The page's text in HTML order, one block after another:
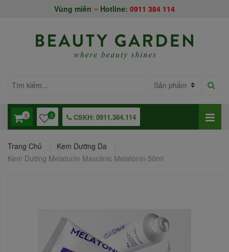
Vùng miền Hotline: 0911 384 114
0 0 CSKH: 0911.384.114
Trang Chủ
Kem Dưỡng Da
Kem Dưỡng Melatonin Maxclinic Melatonin 50ml